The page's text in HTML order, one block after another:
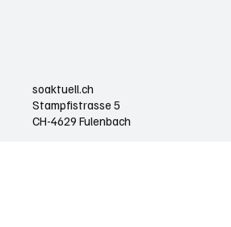
soaktuell.ch
Stampfistrasse 5
CH-4629 Fulenbach